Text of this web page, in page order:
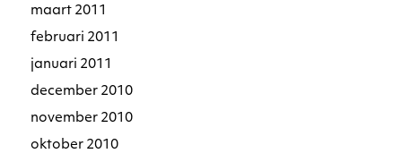
maart 2011
februari 2011
januari 2011
december 2010
november 2010
oktober 2010